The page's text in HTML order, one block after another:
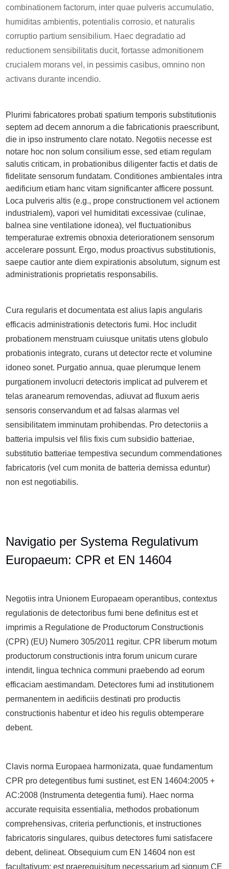
combinationem factorum, inter quae pulveris accumulatio,
humiditas ambientis, potentialis corrosio, et naturalis
corruptio partium sensibilium. Haec degradatio ad
reductionem sensibilitatis ducit, fortasse admonitionem
crucialem morans vel, in pessimis casibus, omnino non
activans durante incendio.
Plurimi fabricatores probati spatium temporis substitutionis
septem ad decem annorum a die fabricationis praescribunt,
die in ipso instrumento clare notato. Negotiis necesse est
notare hoc non solum consilium esse, sed etiam regulam
salutis criticam, in probationibus diligenter factis et datis de
fidelitate sensorum fundatam. Conditiones ambientales intra
aedificium etiam hanc vitam significanter afficere possunt.
Loca pulveris altis (e.g., prope constructionem vel actionem
industrialem), vapori vel humiditati excessivae (culinae,
balnea sine ventilatione idonea), vel fluctuationibus
temperaturae extremis obnoxia deteriorationem sensorum
accelerare possunt. Ergo, modus proactivus substitutionis,
saepe cautior ante diem expirationis absolutum, signum est
administrationis proprietatis responsabilis.
Cura regularis et documentata est alius lapis angularis
efficacis administrationis detectoris fumi. Hoc includit
probationem menstruam cuiusque unitatis utens globulo
probationis integrato, curans ut detector recte et volumine
idoneo sonet. Purgatio annua, quae plerumque lenem
purgationem involucri detectoris implicat ad pulverem et
telas aranearum removendas, adiuvat ad fluxum aeris
sensoris conservandum et ad falsas alarmas vel
sensibilitatem imminutam prohibendas. Pro detectoriis a
batteria impulsis vel filis fixis cum subsidio batteriae,
substitutio batteriae tempestiva secundum commendationes
fabricatoris (vel cum monita de batteria demissa eduntur)
non est negotiabilis.
Navigatio per Systema Regulativum
Europaeum: CPR et EN 14604
Negotiis intra Unionem Europaeam operantibus, contextus
regulationis de detectoribus fumi bene definitus est et
imprimis a Regulatione de Productorum Constructionis
(CPR) (EU) Numero 305/2011 regitur. CPR liberum motum
productorum constructionis intra forum unicum curare
intendit, lingua technica communi praebendo ad eorum
efficaciam aestimandam. Detectores fumi ad institutionem
permanentem in aedificiis destinati pro productis
constructionis habentur et ideo his regulis obtemperare
debent.
Clavis norma Europaea harmonizata, quae fundamentum
CPR pro detegentibus fumi sustinet, est EN 14604:2005 +
AC:2008 (Instrumenta detegentia fumi). Haec norma
accurate requisita essentialia, methodos probationum
comprehensivas, criteria perfunctionis, et instructiones
fabricatoris singulares, quibus detectores fumi satisfacere
debent, delineat. Obsequium cum EN 14604 non est
facultativum; est praerequisitum necessarium ad signum CE